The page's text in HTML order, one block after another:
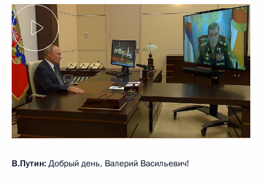
В.Путин: Добрый день, Валерий Васильевич!